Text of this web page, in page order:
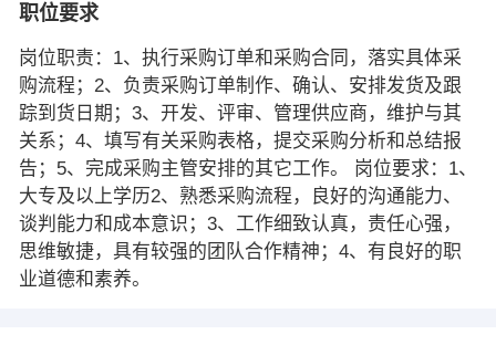
职位要求
岗位职责：1、执行采购订单和采购合同，落实具体采
购流程；2、负责采购订单制作、确认、安排发货及跟
踪到货日期；3、开发、评审、管理供应商，维护与其
关系；4、填写有关采购表格，提交采购分析和总结报
告；5、完成采购主管安排的其它工作。 岗位要求：1、
大专及以上学历2、熟悉采购流程，良好的沟通能力、
谈判能力和成本意识；3、工作细致认真，责任心强，
思维敏捷，具有较强的团队合作精神；4、有良好的职
业道德和素养。